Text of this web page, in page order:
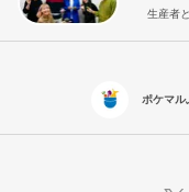
生産者
ポケマル